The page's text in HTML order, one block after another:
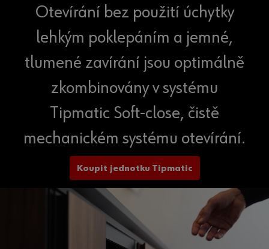
Otevírání bez použití úchytky
lehkým poklepáním a jemné,
tlumené zavírání jsou optimálně
zkombinovány v systému
Tipmatic Soft-close, čistě
mechanickém systému otevírání.
Koupit jednotku Tipmatic